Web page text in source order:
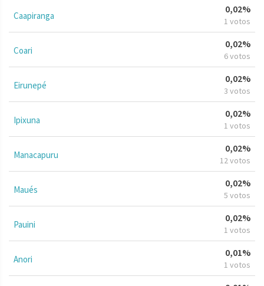
Caapiranga
0,02%
1 votos
Coari
0,02%
6 votos
Eirunepé
0,02%
3 votos
Ipixuna
0,02%
1 votos
Manacapuru
0,02%
12 votos
Maués
0,02%
5 votos
Pauini
0,02%
1 votos
Anori
0,01%
1 votos